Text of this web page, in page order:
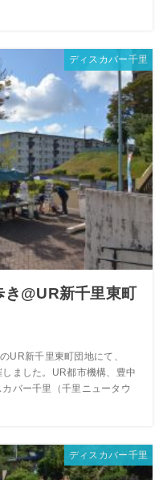
ディスカバー千里
き@UR新千里東町
UR新千里東町団地にて、
しました。UR都市機構、豊中
バー千里（千里ニュータウ
ディスカバー千里